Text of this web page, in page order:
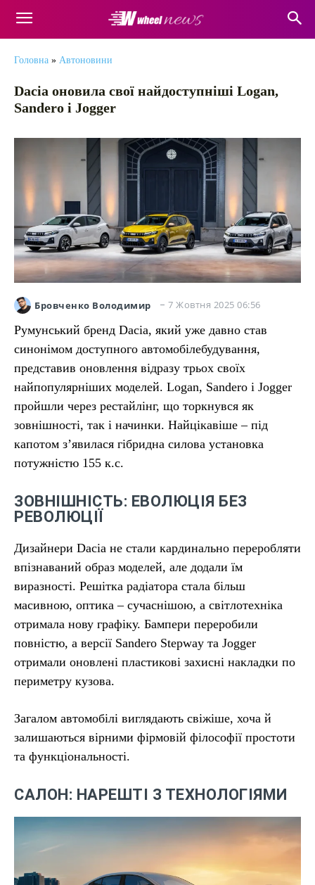
Головна » Автоновини
Dacia оновила свої найдоступніші Logan,
Sandero і Jogger
Бровченко Володимир 7 Жовтня 2025 06:56
Румунський бренд Dacia, який уже давно став
синонімом доступного автомобілебудування,
представив оновлення відразу трьох своїх
найпопулярніших моделей. Logan, Sandero і Jogger
пройшли через рестайлінг, що торкнувся як
зовнішності, так і начинки. Найцікавіше – під
капотом з’явилася гібридна силова установка
потужністю 155 к.с.
ЗОВНІШНІСТЬ: ЕВОЛЮЦІЯ БЕЗ
РЕВОЛЮЦІЇ
Дизайнери Dacia не стали кардинально переробляти
впізнаваний образ моделей, але додали їм
виразності. Решітка радіатора стала більш
масивною, оптика – сучаснішою, а світлотехніка
отримала нову графіку. Бампери переробили
повністю, а версії Sandero Stepway та Jogger
отримали оновлені пластикові захисні накладки по
периметру кузова.
Загалом автомобілі виглядають свіжіше, хоча й
залишаються вірними фірмовій філософії простоти
та функціональності.
САЛОН: НАРЕШТІ З ТЕХНОЛОГІЯМИ